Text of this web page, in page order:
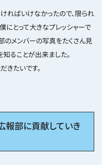
ればいけなかったので、限られ
にとって大きなプレッシャーで
のメンバーの写真をたくさん見
ることが出来ました。
きたいです。
報部に貢献していき